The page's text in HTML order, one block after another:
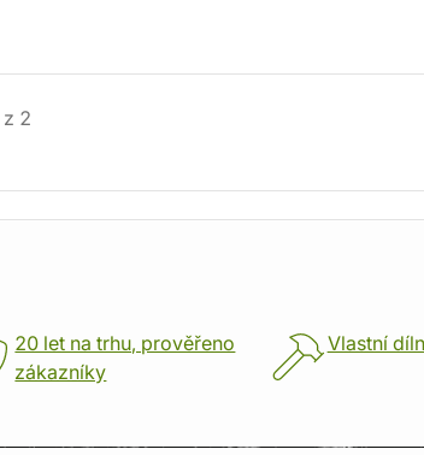
z 2
20 let na trhu, prověřeno
zákazníky
Vlastní